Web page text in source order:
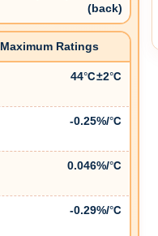
(back)
Ratings
44℃±2℃
-0.25%/℃
0.046%/℃
-0.29%/℃